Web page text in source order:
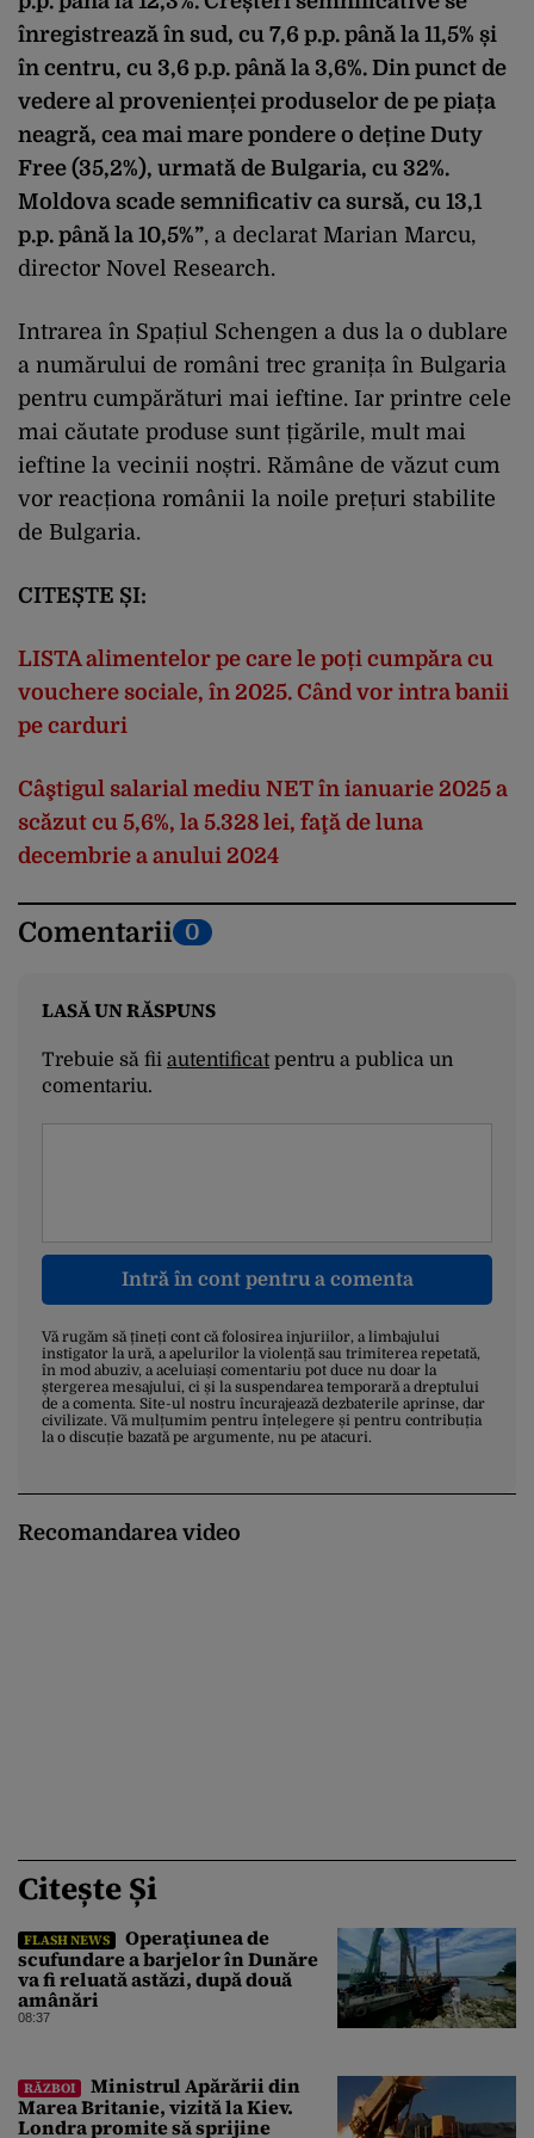
înregistrează în sud, cu 7,6 p.p. până la 11,5% și
în centru, cu 3,6 p.p. până la 3,6%. Din punct de
vedere al provenienței produselor de pe piața
neagră, cea mai mare pondere o deține Duty
Free (35,2%), urmată de Bulgaria, cu 32%.
Moldova scade semnificativ ca sursă, cu 13,1
p.p. până la 10,5%”, a declarat Marian Marcu,
director Novel Research.
Intrarea în Spațiul Schengen a dus la o dublare
a numărului de români trec granița în Bulgaria
pentru cumpărături mai ieftine. Iar printre cele
mai căutate produse sunt țigările, mult mai
ieftine la vecinii noștri. Rămâne de văzut cum
vor reacționa românii la noile prețuri stabilite
de Bulgaria.
CITEȘTE ȘI:
LISTA alimentelor pe care le poți cumpăra cu
vouchere sociale, în 2025. Când vor intra banii
pe carduri
Câştigul salarial mediu NET în ianuarie 2025 a
scăzut cu 5,6%, la 5.328 lei, faţă de luna
decembrie a anului 2024
Comentarii 0
LASĂ UN RĂSPUNS
Trebuie să fii autentificatpentru a publica un
comentariu.
Intră în cont pentru a comenta
Vă rugăm să țineți cont că folosirea injuriilor, a limbajului
instigator la ură, a apelurilor la violență sau trimiterea repetată,
în mod abuziv, a aceluiași comentariu pot duce nu doar la
ștergerea mesajului, ci și la suspendarea temporară a dreptului
de a comenta. Site-ul nostru încurajează dezbaterile aprinse, dar
civilizate. Vă mulțumim pentru înțelegere și pentru contribuția
la o discuție bazată pe argumente, nu pe atacuri.
Recomandarea video
Citește Și
FLASH NEWS
Operaţiunea de
scufundare a barjelor în Dunăre
va fi reluată astăzi, după două
amânări
08:37
RĂZBOI
Ministrul Apărării din
Marea Britanie, vizită la Kiev.
Londra promite să sprijine